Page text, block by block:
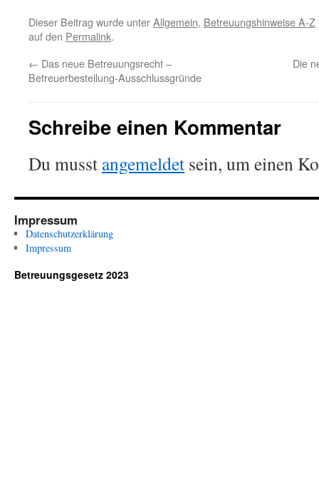
Dieser Beitrag wurde unterAllgemein, Betreuungshinweise A-Z
auf den Permalink.
← Das neue Betreuungsrecht –
Betreuerbestellung-Ausschlussgründe
Die
Schreibe einen Kommentar
Du musst angemeldet sein, um einen
Impressum
Datenschutzerklärung
Impressum
Betreuungsgesetz 2023